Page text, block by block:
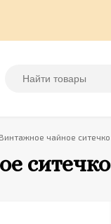
Винтажное чайное ситечко
ситечко